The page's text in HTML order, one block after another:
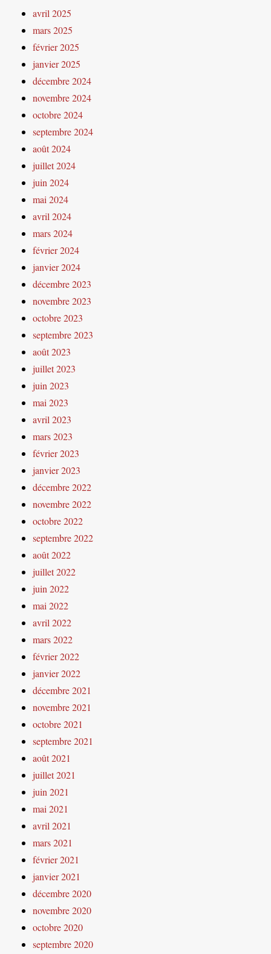
avril 2025
mars 2025
février 2025
janvier 2025
décembre 2024
novembre 2024
octobre 2024
septembre 2024
août 2024
juillet 2024
juin 2024
mai 2024
avril 2024
mars 2024
février 2024
janvier 2024
décembre 2023
novembre 2023
octobre 2023
septembre 2023
août 2023
juillet 2023
juin 2023
mai 2023
avril 2023
mars 2023
février 2023
janvier 2023
décembre 2022
novembre 2022
octobre 2022
septembre 2022
août 2022
juillet 2022
juin 2022
mai 2022
avril 2022
mars 2022
février 2022
janvier 2022
décembre 2021
novembre 2021
octobre 2021
septembre 2021
août 2021
juillet 2021
juin 2021
mai 2021
avril 2021
mars 2021
février 2021
janvier 2021
décembre 2020
novembre 2020
octobre 2020
septembre 2020